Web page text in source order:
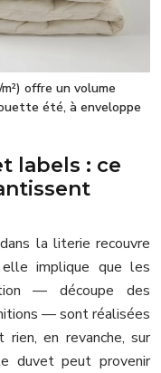
offre un volume
été, à enveloppe
labels : ce
la literie recouvre
implique que les
— découpe des
— sont réalisées
en revanche, sur
duvet peut provenir